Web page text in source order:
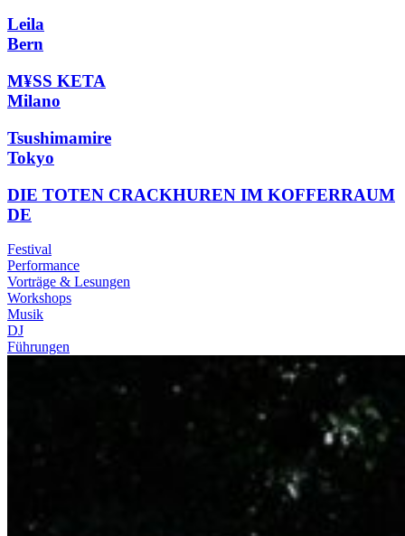
Leila
Bern
M¥SS KETA
Milano
Tsushimamire
Tokyo
DIE TOTEN CRACKHUREN IM KOFFERRAUM
DE
Festival
Performance
Vorträge & Lesungen
Workshops
Musik
DJ
Führungen